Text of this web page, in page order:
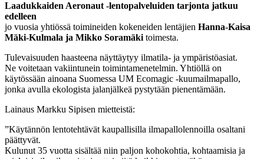
Laadukkaiden Aeronaut -lentopalveluiden tarjonta jatkuu
edelleen
jo vuosia yhtiössä toimineiden kokeneiden lentäjien Hanna-Kaisa
Mäki-Kulmala ja Mikko Soramäki toimesta.
Tulevaisuuden haasteena näyttäytyy ilmatila- ja ympäristöasiat.
Ne voitetaan vakiintunein toimintamenetelmin. Yhtiöllä on
käytössään ainoana Suomessa UM Ecomagic -kuumailmapallo,
jonka avulla ekologista jalanjälkeä pystytään pienentämään.
Lainaus Markku Sipisen mietteistä:
”Käytännön lentotehtävät kaupallisilla ilmapallolennoilla osaltani
päättyvät.
Kulunut 35 vuotta sisältää niin paljon kohokohtia, kohtaamisia ja